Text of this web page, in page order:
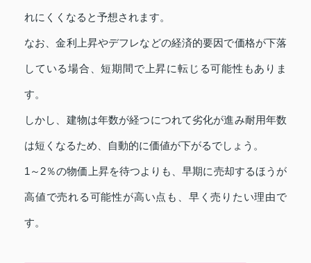
れにくくなると予想されます。
なお、金利上昇やデフレなどの経済的要因で価格が下落
している場合、短期間で上昇に転じる可能性もありま
す。
しかし、建物は年数が経つにつれて劣化が進み耐用年数
は短くなるため、自動的に価値が下がるでしょう。
1～2％の物価上昇を待つよりも、早期に売却するほうが
高値で売れる可能性が高い点も、早く売りたい理由で
す。